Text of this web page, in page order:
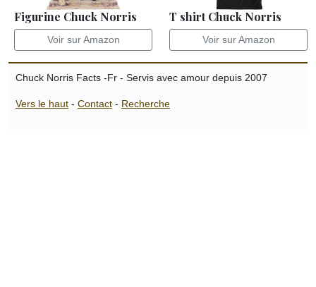
Figurine Chuck Norris
Voir sur Amazon
T shirt Chuck Norris
Voir sur Amazon
Chuck Norris Facts -Fr - Servis avec amour depuis 2007
Vers le haut - Contact - Recherche